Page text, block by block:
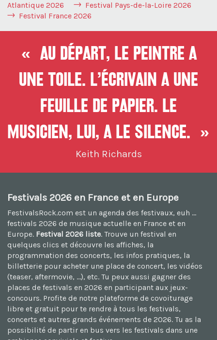
Atlantique 2026
Festival Pays-de-la-Loire 2026
Festival France 2026
« Au départ, le peintre a
une toile. L’écrivain a une
feuille de papier. Le
musicien, lui, a le silence. »
Keith Richards
Festivals 2026 en France et en Europe
FestivalsRock.com est un agenda des festivaux, euh ...
festivals 2026 de musique actuelle en France et en
Europe. Festival 2026 liste. Trouve un festival en
quelques clics et découvre les affiches, la
programmation des concerts, les infos pratiques, la
billetterie pour acheter une place de concert, les vidéos
(teaser, aftermovie, ...), etc. Tu peux aussi gagner des
places de festivals en 2026 en participant aux jeux-
concours. Profite de notre plateforme de covoiturage
libre et gratuit pour te rendre à tous les festivals,
concerts et autres grands événements de 2026. Tu as la
possibilité de partir en bus vers les festivals dans une